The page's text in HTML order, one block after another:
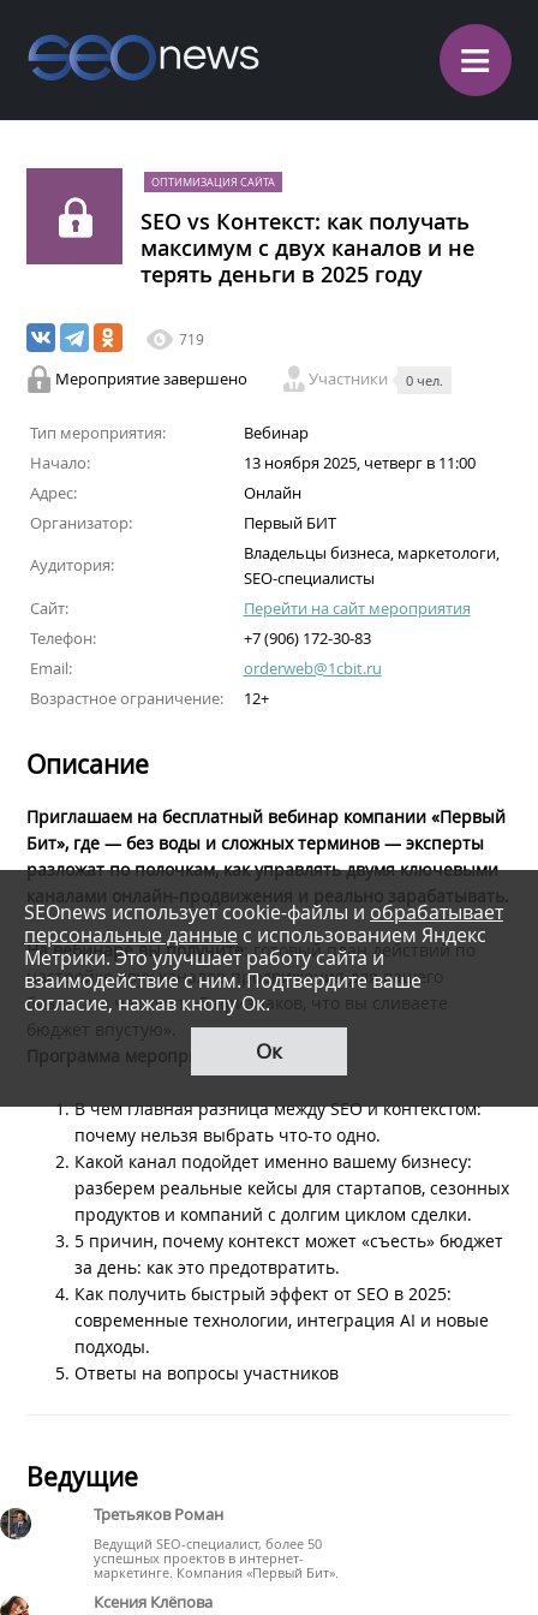
≡
ОПТИМИЗАЦИЯ САЙТА
SEO vs Контекст: как получать
максимум с двух каналов и не
терять деньги в 2025 году
719
Мероприятие завершено Участники 0 чел.
Тип мероприятия:
Вебинар
Начало:
13 ноября 2025, четверг в 11:00
Адрес:
Онлайн
Организатор:
Первый БИТ
Аудитория:
Владельцы бизнеса, маркетологи,
SEO-специалисты
Сайт:
Перейти на сайт мероприятия
Телефон:
+7 (906) 172-30-83
Email:
orderweb@1cbit.ru
Возрастное ограничение:
12+
Описание
Приглашаем на бесплатный вебинар компании «Первый
Бит», где — без воды и сложных терминов — эксперты
разложат по полочкам, как управлять двумя ключевыми
каналами онлайн-продвижения и реально зарабатывать.
На вебинаре вы получите: готовый план действий по
настройке двух каналов продвижения для вашего
бизнеса и чек-лист «5 признаков, что вы сливаете
бюджет впустую».
Программа мероприятия:
В чем главная разница между SEO и контекстом:
почему нельзя выбрать что-то одно.
Какой канал подойдет именно вашему бизнесу:
разберем реальные кейсы для стартапов, сезонных
продуктов и компаний с долгим циклом сделки.
5 причин, почему контекст может «съесть» бюджет
за день: как это предотвратить.
Как получить быстрый эффект от SEO в 2025:
современные технологии, интеграция AI и новые
подходы.
Ответы на вопросы участников
Ведущие
Третьяков Роман
Ведущий SEO-специалист, более 50
успешных проектов в интернет-
маркетинге. Компания «Первый Бит».
Ксения Клёпова
SEOnews использует cookie-файлы и обрабатывает
персональные данные с использованием Яндекс
Метрики. Это улучшает работу сайта и
взаимодействие с ним. Подтвердите ваше
согласие, нажав кнопу Ок.
Ок